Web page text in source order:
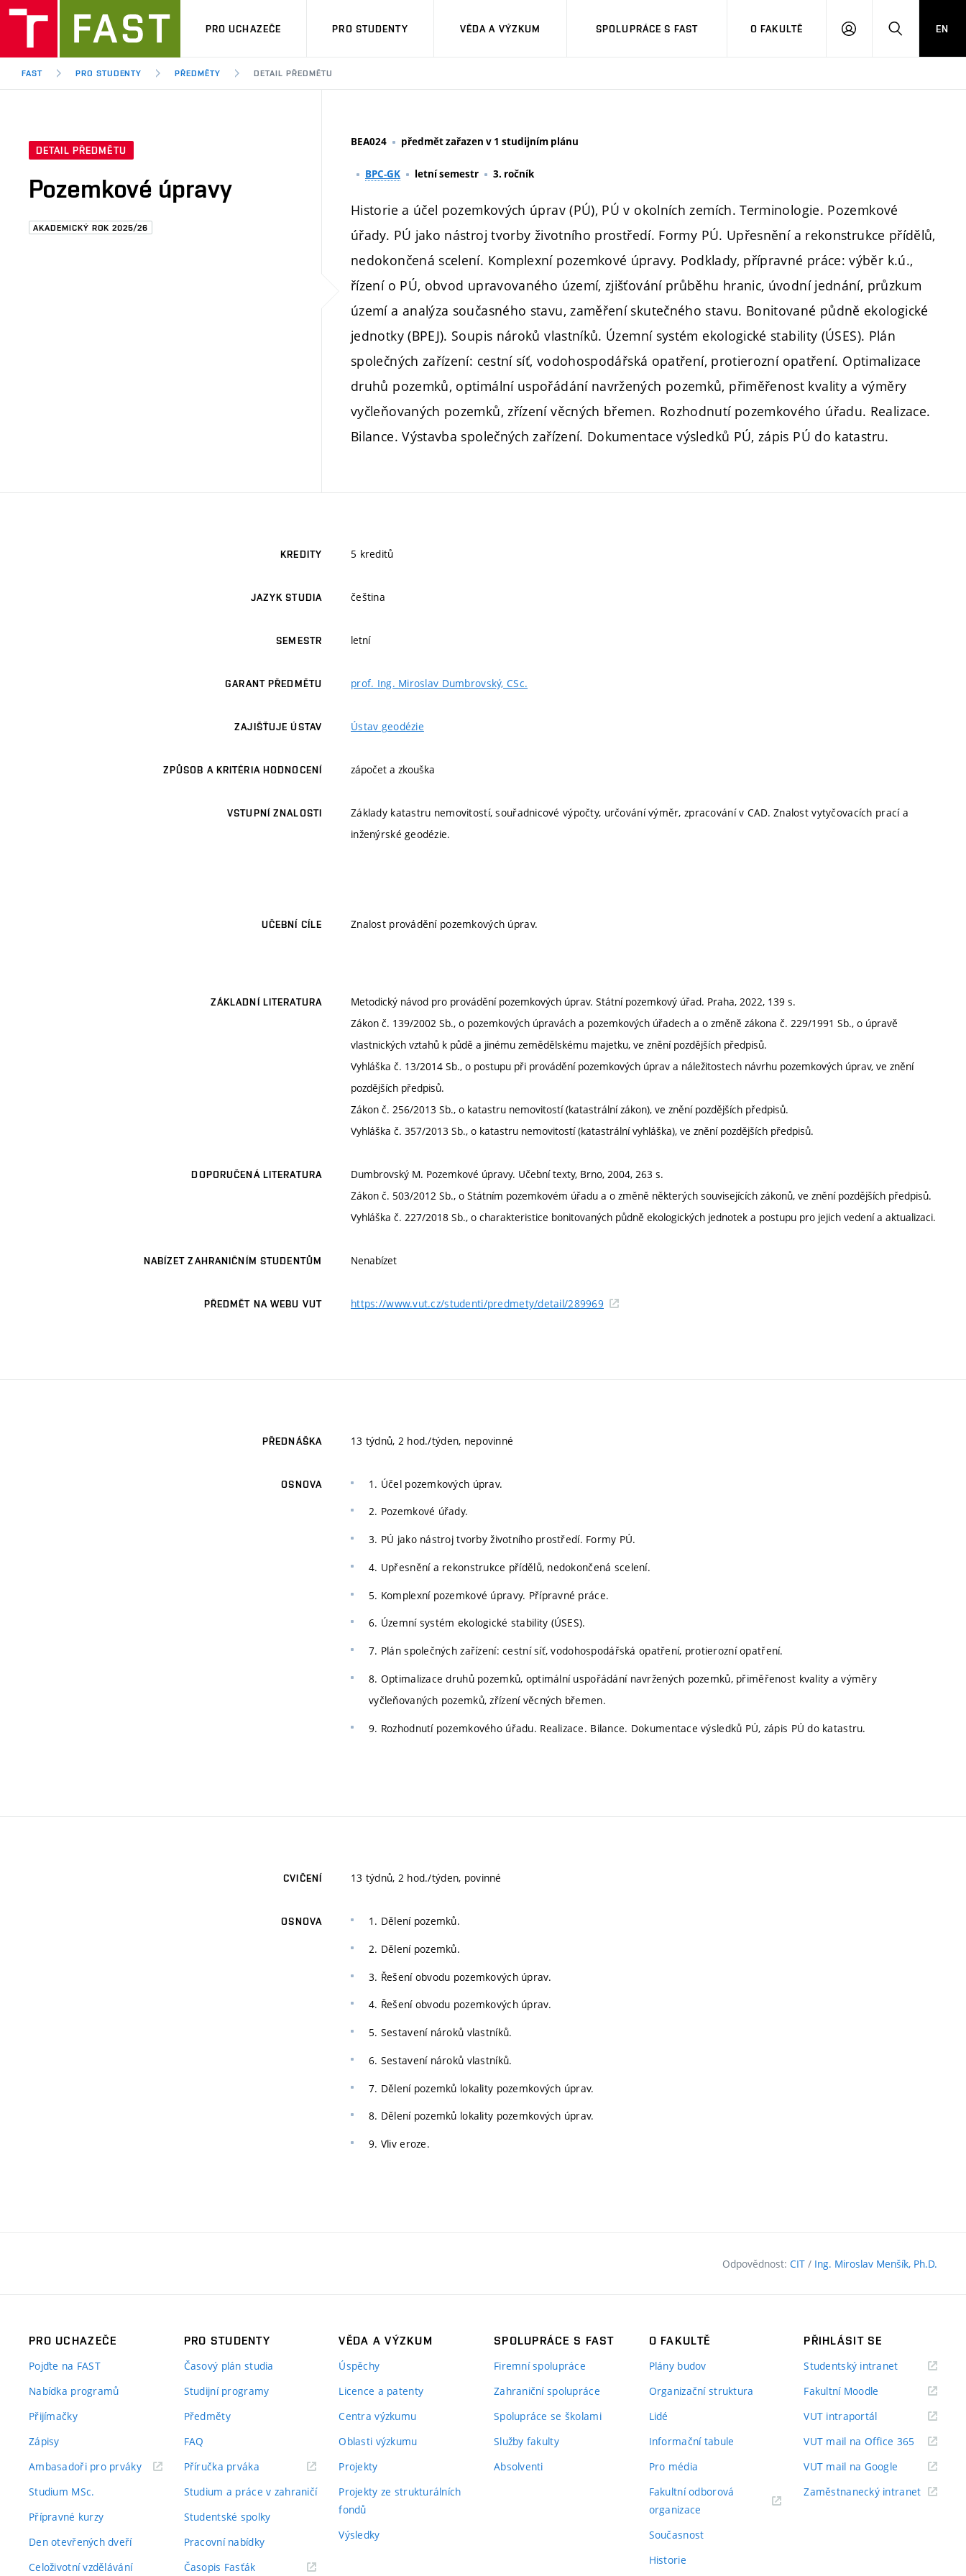
PRO UCHAZEČE PRO STUDENTY VĚDA A VÝZKUM SPOLUPRÁCE S FAST O FAKULTĚ
PŘIHLÁSITHLEDAT
EN
FAST PRO STUDENTY PŘEDMĚTY DETAIL PŘEDMĚTU
DETAIL PŘEDMĚTU
Pozemkové úpravy
AKADEMICKÝ ROK 2025/26
BEA024 předmět zařazen v 1 studijním plánu
BPC-GK letní semestr 3. ročník
Historie a účel pozemkových úprav (PÚ), PÚ v okolních zemích. Terminologie. Pozemkové
úřady. PÚ jako nástroj tvorby životního prostředí. Formy PÚ. Upřesnění a rekonstrukce přídělů,
nedokončená scelení. Komplexní pozemkové úpravy. Podklady, přípravné práce: výběr k.ú.,
řízení o PÚ, obvod upravovaného území, zjišťování průběhu hranic, úvodní jednání, průzkum
území a analýza současného stavu, zaměření skutečného stavu. Bonitované půdně ekologické
jednotky (BPEJ). Soupis nároků vlastníků. Územní systém ekologické stability (ÚSES). Plán
společných zařízení: cestní síť, vodohospodářská opatření, protierozní opatření. Optimalizace
druhů pozemků, optimální uspořádání navržených pozemků, přiměřenost kvality a výměry
vyčleňovaných pozemků, zřízení věcných břemen. Rozhodnutí pozemkového úřadu. Realizace.
Bilance. Výstavba společných zařízení. Dokumentace výsledků PÚ, zápis PÚ do katastru.
KREDITY 5 kreditů
JAZYK STUDIA čeština
SEMESTR letní
GARANT PŘEDMĚTU prof. Ing. Miroslav Dumbrovský, CSc.
ZAJIŠŤUJE ÚSTAV Ústav geodézie
ZPŮSOB A KRITÉRIA HODNOCENÍ zápočet a zkouška
VSTUPNÍ ZNALOSTI
Základy katastru nemovitostí, souřadnicové výpočty, určování výměr, zpracování v CAD. Znalost vytyčovacích prací a
inženýrské geodézie.
UČEBNÍ CÍLE Znalost provádění pozemkových úprav.
ZÁKLADNÍ LITERATURA
Metodický návod pro provádění pozemkových úprav. Státní pozemkový úřad. Praha, 2022, 139 s.
Zákon č. 139/2002 Sb., o pozemkových úpravách a pozemkových úřadech a o změně zákona č. 229/1991 Sb., o úpravě
vlastnických vztahů k půdě a jinému zemědělskému majetku, ve znění pozdějších předpisů.
Vyhláška č. 13/2014 Sb., o postupu při provádění pozemkových úprav a náležitostech návrhu pozemkových úprav, ve znění
pozdějších předpisů.
Zákon č. 256/2013 Sb., o katastru nemovitostí (katastrální zákon), ve znění pozdějších předpisů.
Vyhláška č. 357/2013 Sb., o katastru nemovitostí (katastrální vyhláška), ve znění pozdějších předpisů.
DOPORUČENÁ LITERATURA
Dumbrovský M. Pozemkové úpravy. Učební texty, Brno, 2004, 263 s.
Zákon č. 503/2012 Sb., o Státním pozemkovém úřadu a o změně některých souvisejících zákonů, ve znění pozdějších předpisů.
Vyhláška č. 227/2018 Sb., o charakteristice bonitovaných půdně ekologických jednotek a postupu pro jejich vedení a aktualizaci.
NABÍZET ZAHRANIČNÍM STUDENTŮM Nenabízet
PŘEDMĚT NA WEBU VUT https://www.vut.cz/studenti/predmety/detail/289969
PŘEDNÁŠKA 13 týdnů, 2 hod./týden, nepovinné
OSNOVA 1. Účel pozemkových úprav.
2. Pozemkové úřady.
3. PÚ jako nástroj tvorby životního prostředí. Formy PÚ.
4. Upřesnění a rekonstrukce přídělů, nedokončená scelení.
5. Komplexní pozemkové úpravy. Přípravné práce.
6. Územní systém ekologické stability (ÚSES).
7. Plán společných zařízení: cestní síť, vodohospodářská opatření, protierozní opatření.
8. Optimalizace druhů pozemků, optimální uspořádání navržených pozemků, přiměřenost kvality a výměry
vyčleňovaných pozemků, zřízení věcných břemen.
9. Rozhodnutí pozemkového úřadu. Realizace. Bilance. Dokumentace výsledků PÚ, zápis PÚ do katastru.
CVIČENÍ 13 týdnů, 2 hod./týden, povinné
OSNOVA 1. Dělení pozemků.
2. Dělení pozemků.
3. Řešení obvodu pozemkových úprav.
4. Řešení obvodu pozemkových úprav.
5. Sestavení nároků vlastníků.
6. Sestavení nároků vlastníků.
7. Dělení pozemků lokality pozemkových úprav.
8. Dělení pozemků lokality pozemkových úprav.
9. Vliv eroze.
Odpovědnost: CIT / Ing. Miroslav Menšík, Ph.D.
PRO UCHAZEČE
Pojďte na FAST
Nabídka programů
Přijímačky
Zápisy
Ambasadoři pro prváky(externí
Studium MSc.
Přípravné kurzy
Den otevřených dveří
Celoživotní vzdělávání
PRO STUDENTY
Časový plán studia
Studijní programy
Předměty
FAQ
Příručka prváka(externí
Studium a práce v zahraničí
Studentské spolky
Pracovní nabídky
Časopis Fasťák(externí
VĚDA A VÝZKUM
Úspěchy
Licence a patenty
Centra výzkumu
Oblasti výzkumu
Projekty
Projekty ze strukturálních
fondů
Výsledky
SPOLUPRÁCE S FAST
Firemní spolupráce
Zahraniční spolupráce
Spolupráce se školami
Služby fakulty
Absolventi
O FAKULTĚ
Plány budov
Organizační struktura
Lidé
Informační tabule
Pro média
Fakultní odborová
organizace
Současnost
Historie
PŘIHLÁSIT SE
Studentský intranet(externí
Fakultní Moodle
VUT intraportál(externí
VUT mail na Office 365 (externí
VUT mail na Google (externí
Zaměstnanecký intranet(externí